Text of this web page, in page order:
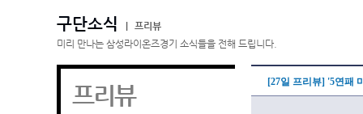
구단소식
프리뷰
미리 만나는 삼성라이온즈경기 소식들을 전해 드립니다.
프리뷰 [27일 프리뷰] '5연패